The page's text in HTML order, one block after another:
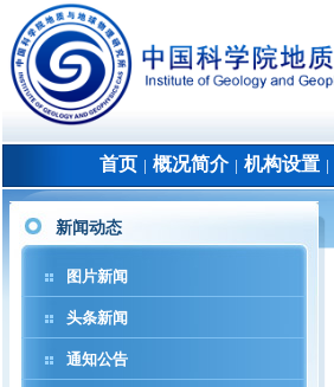
首页 概况简介│ 机构设置
新闻动态
图片新闻
头条新闻
通知公告